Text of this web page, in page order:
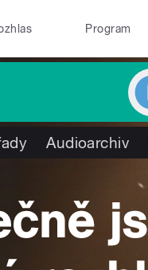
Program
Audioarchiv